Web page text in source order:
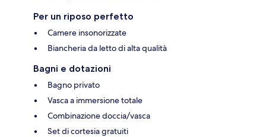
Per un riposo perfetto
Camere insonorizzate
Biancheria da letto di alta qualità
Bagni e dotazioni
Bagno privato
Vasca a immersione totale
Combinazione doccia/vasca
Set di cortesia gratuiti